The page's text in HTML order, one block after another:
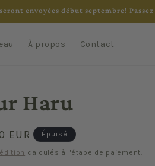
envoyées début septembre!
À propos Contact
Haru
EUR Épuisé
calculés à l'étape de paiement.